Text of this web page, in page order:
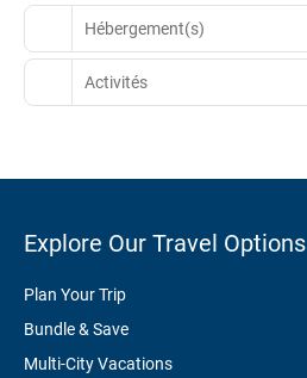
Hébergement(s)
Activités
Explore Our Travel Options
Plan Your Trip
Bundle & Save
Multi-City Vacations